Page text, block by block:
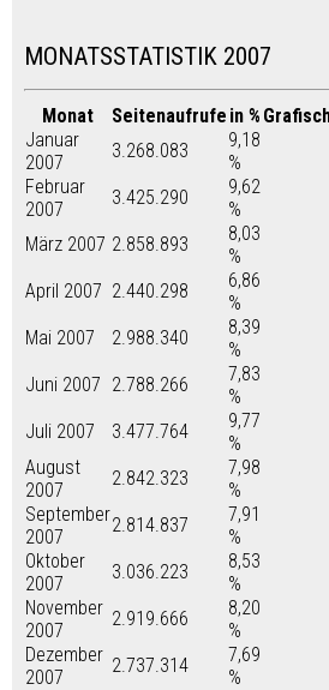
MONATSSTATISTIK 2007
Monat Seitenaufrufe in %
Januar
2007
3.268.083
9,18
%
Februar
2007
3.425.290
9,62
%
März 2007 2.858.893
8,03
%
April 2007 2.440.298
6,86
%
Mai 2007
2.988.340
8,39
%
Juni 2007 2.788.266
7,83
%
Juli 2007
3.477.764
9,77
%
August
2007
2.842.323
7,98
%
September
2007
2.814.837
7,91
%
Oktober
2007
3.036.223
8,53
%
November
2007
2.919.666
8,20
%
Dezember
2007
2.737.314
7,69
%